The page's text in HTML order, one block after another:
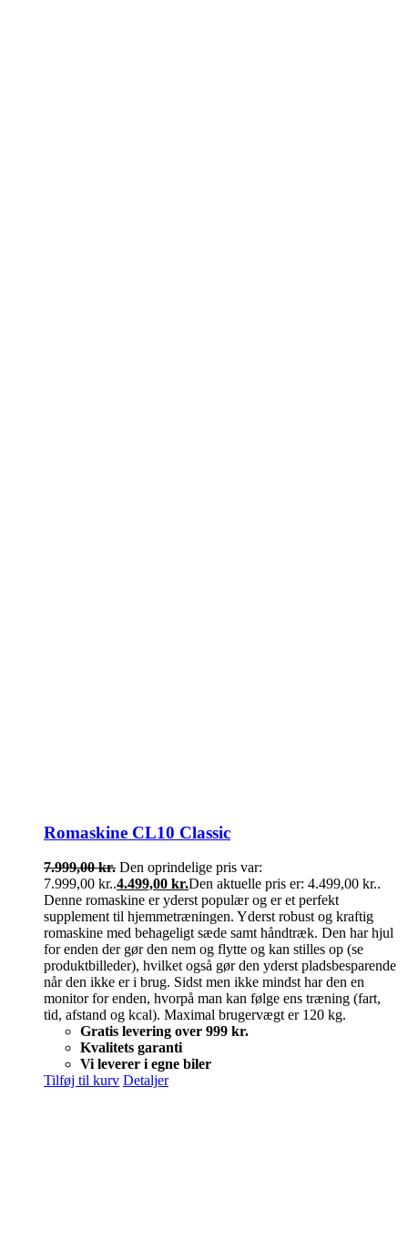
Romaskine CL10 Classic
7.999,00kr. Den oprindelige pris var:
7.999,00 kr..4.499,00 kr.Den aktuelle pris er: 4.499,00 kr..
Denne romaskine er yderst populær og er et perfekt
supplement til hjemmetræningen. Yderst robust og kraftig
romaskine med behageligt sæde samt håndtræk. Den har hjul
for enden der gør den nem og flytte og kan stilles op (se
produktbilleder), hvilket også gør den yderst pladsbesparende
når den ikke er i brug. Sidst men ikke mindst har den en
monitor for enden, hvorpå man kan følge ens træning (fart,
tid, afstand og kcal). Maximal brugervægt er 120 kg.
Gratis levering over 999 kr.
Kvalitets garanti
Vi leverer i egne biler
Tilføj til kurv Detaljer